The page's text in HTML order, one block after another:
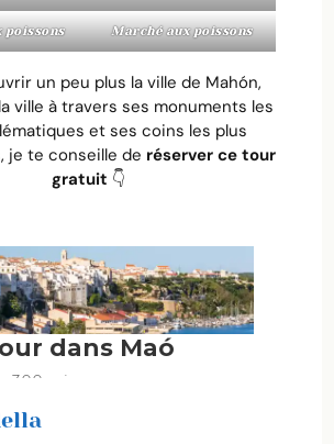
poissons Marché aux poissons
un peu plus la ville de Mahón,
ville à travers ses monuments les
et ses coins les plus
je te conseille de réserver ce tour
gratuit 👇